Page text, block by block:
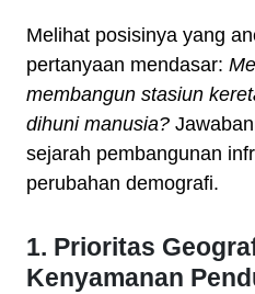
Melihat posisinya yang
pertanyaan mendasar:
membangun stasiun
dihuni manusia?
sejarah pembangunan
perubahan demografi.
1. Prioritas
Kenyamanan